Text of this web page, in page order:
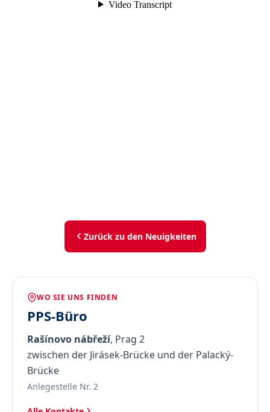
Zurück zu den Neuigkeiten
WO SIE UNS FINDEN
PPS-Büro
Rašínovo nábřeží, Prag 2
zwischen der Jirásek-Brücke und der Palacký-
Brücke
Anlegestelle Nr. 2